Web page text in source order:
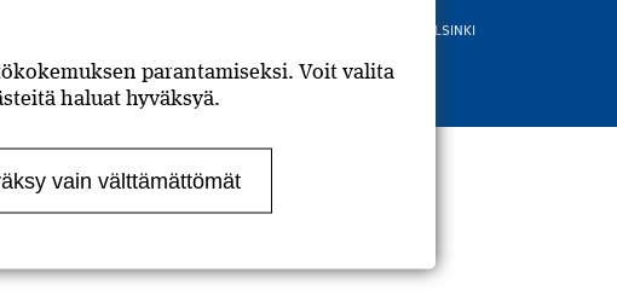
Rahakamarinportti 3 B, 00240 HELSINKI
Tarkemmat yhteystiedot Evästeet
parantamiseksi. Voit valita
haluat hyväksyä.
vain välttämättömät